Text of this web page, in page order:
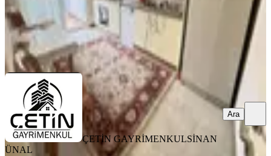
ÇETİN GAYRİMENKULSİNAN ÜNAL
Ara
ÇETİN GAYRİMENKULSİNAN
ÜNAL
Ara